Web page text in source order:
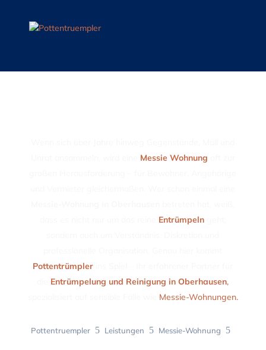
Messie Wohnung
Messie Wohnung
Entrümpelngeht,
Pottentrümpler
Entrümpelung und Reinigung in Oberhausen,
Messie-Wohnungen.
Pottentruempler 5 Leistungen 5 Messie-Wohnung 5